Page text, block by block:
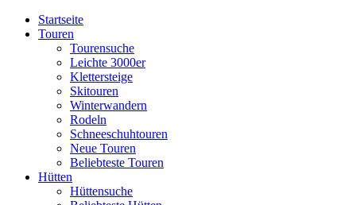
Startseite
Touren
Tourensuche
Leichte 3000er
Klettersteige
Skitouren
Winterwandern
Rodeln
Schneeschuhtouren
Neue Touren
Beliebteste Touren
Hütten
Hüttensuche